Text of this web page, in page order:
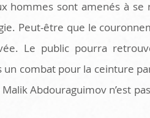
hommes sont amenés à
Peut-être que le
Le public pourra
un combat pour la ceinture
Abdouraguimov n’est